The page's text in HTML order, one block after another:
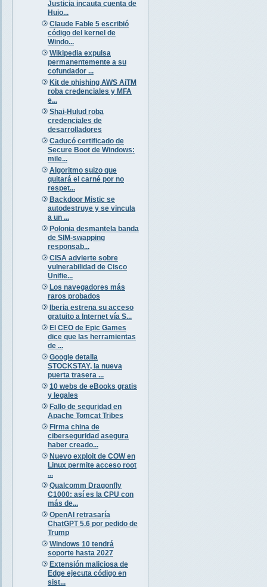
Justicia incauta cuenta de
Huio...
Claude Fable 5 escribió
código del kernel de
Windo...
Wikipedia expulsa
permanentemente a su
cofundador ...
Kit de phishing AWS AiTM
roba credenciales y MFA
e...
Shai-Hulud roba
credenciales de
desarrolladores
Caducó certificado de
Secure Boot de Windows:
mile...
Algoritmo suizo que
quitará el carné por no
respet...
Backdoor Mistic se
autodestruye y se vincula
a un ...
Polonia desmantela banda
de SIM-swapping
responsab...
CISA advierte sobre
vulnerabilidad de Cisco
Unifie...
Los navegadores más
raros probados
Iberia estrena su acceso
gratuito a Internet vía S...
El CEO de Epic Games
dice que las herramientas
de ...
Google detalla
STOCKSTAY, la nueva
puerta trasera ...
10 webs de eBooks gratis
y legales
Fallo de seguridad en
Apache Tomcat Tribes
Firma china de
ciberseguridad asegura
haber creado...
Nuevo exploit de COW en
Linux permite acceso root
...
Qualcomm Dragonfly
C1000: así es la CPU con
más de...
OpenAI retrasaría
ChatGPT 5.6 por pedido de
Trump
Windows 10 tendrá
soporte hasta 2027
Extensión maliciosa de
Edge ejecuta código en
sist...